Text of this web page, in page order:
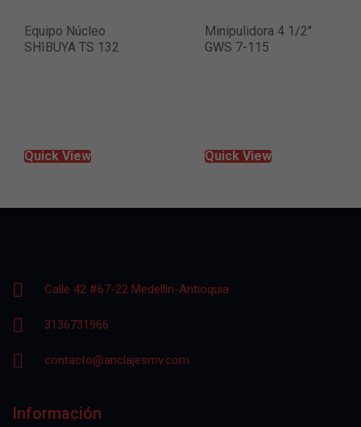
Equipo Núcleo
SHIBUYA TS 132
Quick View
Minipulidora 4 1/2″
GWS 7-115
Quick View
Calle 42 #67-22 Medellín-Antioquia
3136731966
contacto@anclajesmv.com
Información